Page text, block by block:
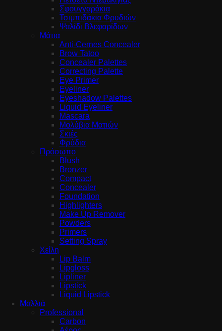
Σφουγγαράκια
Τσιμπιδάκια Φρυδιών
Ψαλίδι Βλεφαρίδων
Μάτια
Anti-Cernes Concealer
Brow Tatoo
Concealer Palettes
Correcting Palette
Eye Primer
Eyeliner
Eyeshadow Palettes
Liquid Eyeliner
Mascara
Μολύβια Ματιών
Σκιές
Φρύδια
Πρόσωπο
Blush
Bronzer
Compact
Concealer
Foundation
Highlighters
Make Up Remover
Powders
Primers
Setting Spray
Χείλη
Lip Balm
Lipgloss
Lipliner
Lipstick
Liquid Lipstick
Μαλλιά
Professional
Carbon